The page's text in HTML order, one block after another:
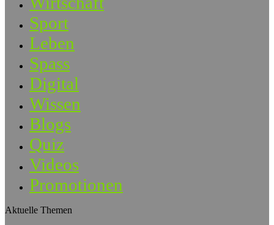
Sport
Leben
Spass
Digital
Wissen
Blogs
Quiz
Videos
Promotionen
Aktuelle Themen